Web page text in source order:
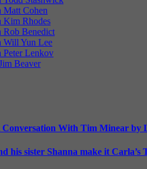
Cohen
Kim Rhodes
Benedict
Will Yun Lee
Lenkov
Beaver
With Tim Minear by
his sister Shanna make it Carla’s